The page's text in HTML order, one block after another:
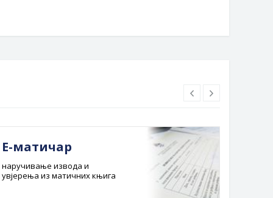
Е-матичар
наручивање извода и
увјерења из матичних књига